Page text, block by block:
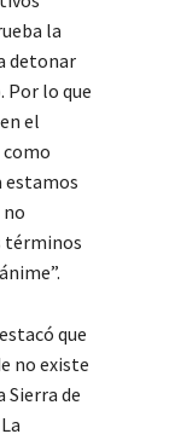
la
detonar
Por lo que
el
como
estamos
términos
que
no existe
Sierra de